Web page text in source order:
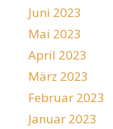
Juni 2023
Mai 2023
April 2023
März 2023
Februar 2023
Januar 2023